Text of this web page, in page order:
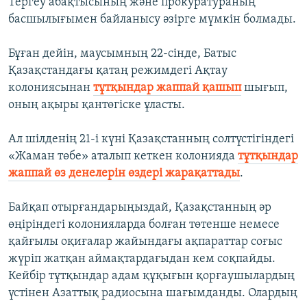
Тергеу абақтысының және прокуратураның
басшылығымен байланысу әзірге мүмкін болмады.
Бұған дейін, маусымның 22-сінде, Батыс
Қазақстандағы қатаң режимдегі Ақтау
колониясынан тұтқындар жаппай қашыпшығып,
оның ақыры қантөгіске ұласты.
Ал шілденің 21-і күні Қазақстанның солтүстігіндегі
«Жаман төбе» аталып кеткен колонияда тұтқындар
жаппай өз денелерін өздері жарақаттады.
Байқап отырғандарыңыздай, Қазақстанның әр
өңіріндегі колонияларда болған төтенше немесе
қайғылы оқиғалар жайындағы ақпараттар соғыс
жүріп жатқан аймақтардағыдан кем соқпайды.
Кейбір тұтқындар адам құқығын қорғаушылардың
үстінен Азаттық радиосына шағымданды. Олардың